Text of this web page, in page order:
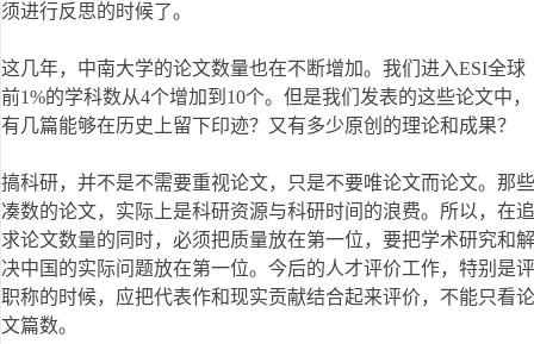
须进行反思的时候了。
这几年，中南大学的论文数量也在不断增加。我们进入ESI全球
前1%的学科数从4个增加到10个。但是我们发表的这些论文中，
有几篇能够在历史上留下印迹？又有多少原创的理论和成果？
搞科研，并不是不需要重视论文，只是不要唯论文而论文。那些
凑数的论文，实际上是科研资源与科研时间的浪费。所以，在追
求论文数量的同时，必须把质量放在第一位，要把学术研究和解
决中国的实际问题放在第一位。今后的人才评价工作，特别是评
职称的时候，应把代表作和现实贡献结合起来评价，不能只看论
文篇数。